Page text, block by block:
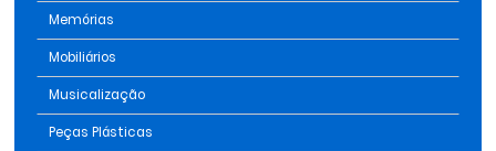
Memórias
Mobiliários
Musicalização
Peças Plásticas